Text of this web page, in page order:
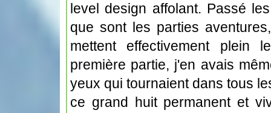
level design affolant. Passé
que sont les parties
mettent effectivement plein
première partie, j'en avais
yeux qui tournaient dans tous
ce grand huit permanent et